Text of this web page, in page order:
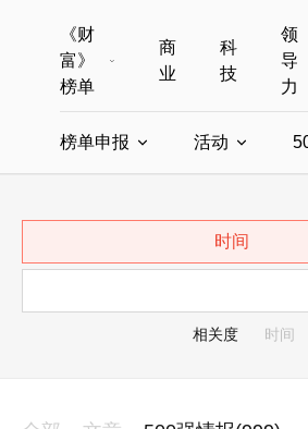
《财
富》
榜单
全部榜单
中国最具影响力商界女性
商
业
科
技
领
导
力
榜单申报 活动
时间
相关度 时间